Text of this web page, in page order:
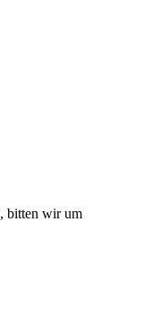
bitten wir um